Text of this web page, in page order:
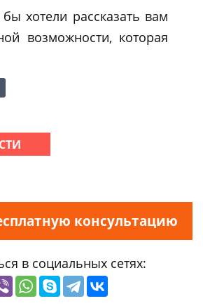
хотели рассказать вам
возможности, которая
консультацию
в социальных сетях: